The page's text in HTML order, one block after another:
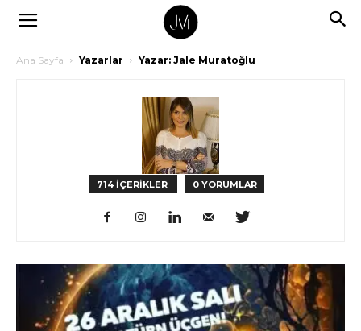
Ana Sayfa Yazarlar Yazar: Jale Muratoğlu
714 İÇERİKLER 0 YORUMLAR